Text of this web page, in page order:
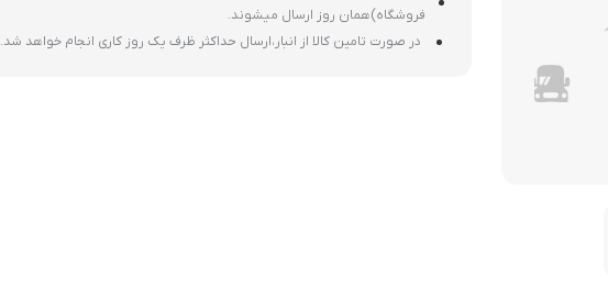
فروشگاه)همان روز ارسال میشوند.
در صورت تامین کالا از انبار،ارسال حداکثر ظرف یک روز کاری انجام خواهد شد.